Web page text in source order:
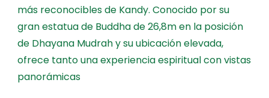
más reconocibles de Kandy. Conocido por su
gran estatua de Buddha de 26,8m en la posición
de Dhayana Mudrah y su ubicación elevada,
ofrece tanto una experiencia espiritual con vistas
panorámicas